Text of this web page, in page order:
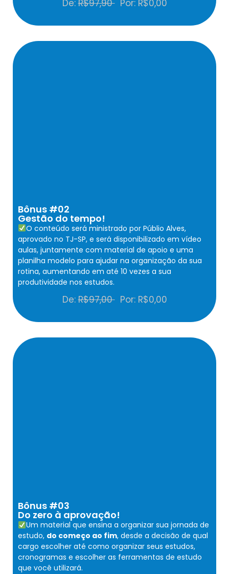
De:R$97,90Por: R$0,00
Bônus #02
Gestão do tempo!
O conteúdo será ministrado por Públio Alves,
aprovado no TJ-SP, e será disponibilizado em vídeo
aulas, juntamente com material de apoio e uma
planilha modelo para ajudar na organização da sua
rotina, aumentando em até 10 vezes a sua
produtividade nos estudos.
De:R$97,00Por: R$0,00
Bônus #03
Do zero à aprovação!
Um material que ensina a organizar sua jornada de
estudo, do começo ao fim, desde a decisão de qual
cargo escolher até como organizar seus estudos,
cronogramas e escolher as ferramentas de estudo
que você utilizará.